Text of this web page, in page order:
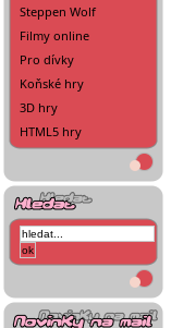
Steppen Wolf
Filmy online
Pro dívky
Koňské hry
3D hry
HTML5 hry